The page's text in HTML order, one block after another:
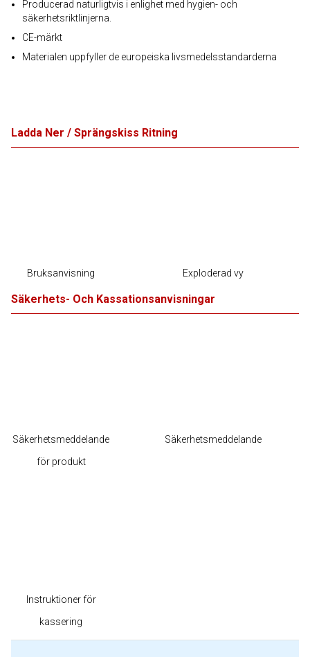
Producerad naturligtvis i enlighet med hygien- och
säkerhetsriktlinjerna.
CE-märkt
Materialen uppfyller de europeiska livsmedelsstandarderna
Ladda Ner / Sprängskiss Ritning
Bruksanvisning Exploderad vy
Säkerhets- Och Kassationsanvisningar
Säkerhetsmeddelande
för produkt
Säkerhetsmeddelande
Instruktioner för
kassering